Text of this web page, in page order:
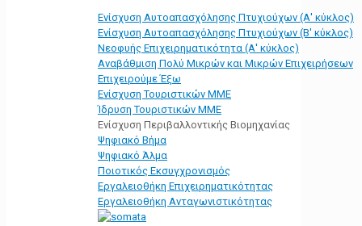
Ενίσχυση Αυτοαπασχόλησης Πτυχιούχων (Α' κύκλος)
Ενίσχυση Αυτοαπασχόλησης Πτυχιούχων (Β' κύκλος)
Νεοφυής Επιχειρηματικότητα (Α' κύκλος)
Αναβάθμιση Πολύ Μικρών και Μικρών Επιχειρήσεων
Επιχειρούμε Έξω
Ενίσχυση Τουριστικών ΜΜΕ
Ίδρυση Τουριστικών ΜΜΕ
Ενίσχυση Περιβαλλοντικής Βιομηχανίας
Ψηφιακό Βήμα
Ψηφιακό Άλμα
Ποιοτικός Εκσυγχρονισμός
Εργαλειοθήκη Eπιχειρηματικότητας
Εργαλειοθήκη Ανταγωνιστικότητας